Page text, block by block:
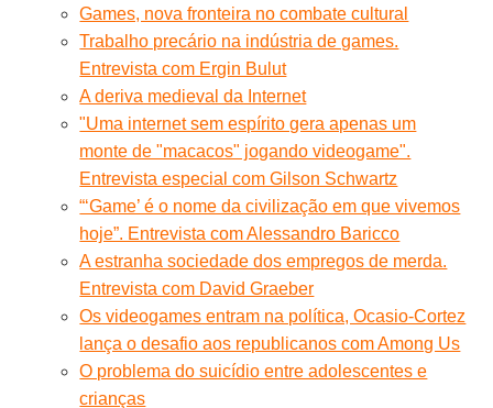
Games, nova fronteira no combate cultural
Trabalho precário na indústria de games.
Entrevista com Ergin Bulut
A deriva medieval da Internet
"Uma internet sem espírito gera apenas um
monte de "macacos" jogando videogame".
Entrevista especial com Gilson Schwartz
“‘Game’ é o nome da civilização em que vivemos
hoje”. Entrevista com Alessandro Baricco
A estranha sociedade dos empregos de merda.
Entrevista com David Graeber
Os videogames entram na política, Ocasio-Cortez
lança o desafio aos republicanos com Among Us
O problema do suicídio entre adolescentes e
crianças